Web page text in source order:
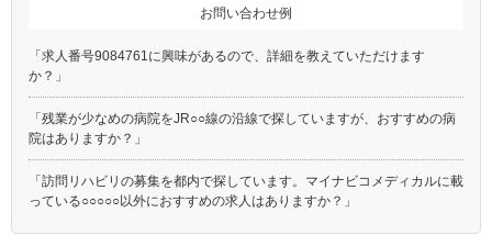
お問い合わせ例
「求人番号9084761に興味があるので、詳細を教えていただけます
か？」
「残業が少なめの病院をJR○○線の沿線で探していますが、おすすめの病
院はありますか？」
「訪問リハビリの募集を都内で探しています。マイナビコメディカルに載
っている○○○○○以外におすすめの求人はありますか？」